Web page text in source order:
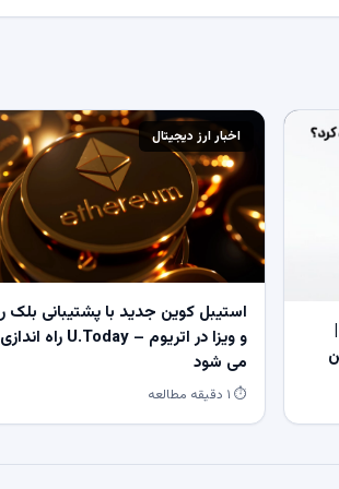
اخبار ارز دیجیتال
استیبل کوین جدید با پشتیبانی بلک
و ویزا در اتریوم – U.Today راه اندازی
می شود
⏱ ۱ دقیقه مطالعه